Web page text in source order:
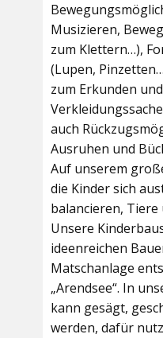
Musizieren,
zum Klettern…),
(Lupen,
zum Erkunden
auch
Ausruhen und
Auf unserem
die Kinder sich
balancieren, Tiere
Unsere
ideenreichen
Matschanlage
„Arendsee“. In
kann gesägt,
werden, dafür